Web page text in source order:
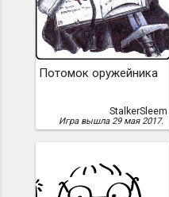
Потомок оружейника
StalkerSleem
Игра вышла 29 мая 2017.